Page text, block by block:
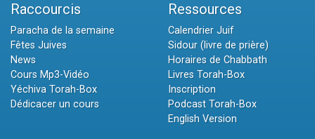
Raccourcis
Paracha de la semaine
Fêtes Juives
News
Cours Mp3-Vidéo
Yéchiva Torah-Box
Dédicacer un cours
Ressources
Calendrier Juif
Sidour (livre de prière)
Horaires de Chabbath
Livres Torah-Box
Inscription
Podcast Torah-Box
English Version